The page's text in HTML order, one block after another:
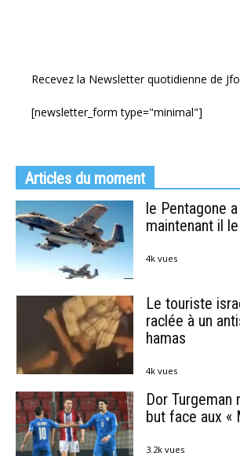
Recevez la Newsletter quotidienne de
[newsletter_form type="minimal"]
Articles du moment
le Pentagone
maintenant il
4k vues
Le touriste
raclée à un
hamas
4k vues
Dor Turgeman
but face aux «
3.2k vues